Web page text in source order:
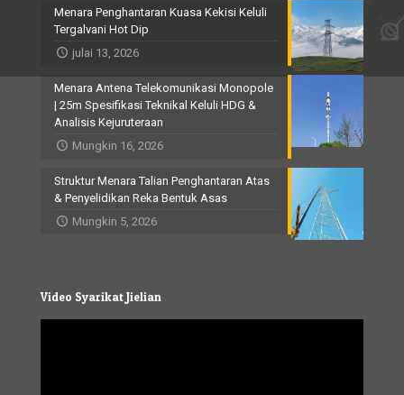
Menara Penghantaran Kuasa Kekisi Keluli
Tergalvani Hot Dip
julai 13, 2026
Menara Antena Telekomunikasi Monopole
| 25m Spesifikasi Teknikal Keluli HDG &
Analisis Kejuruteraan
Mungkin 16, 2026
Struktur Menara Talian Penghantaran Atas
& Penyelidikan Reka Bentuk Asas
Mungkin 5, 2026
Video Syarikat Jielian